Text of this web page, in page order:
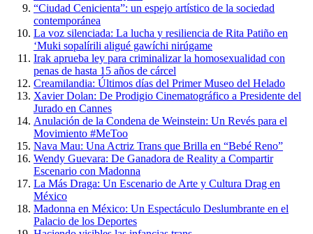
“Ciudad Cenicienta”: un espejo artístico de la sociedad
contemporánea
La voz silenciada: La lucha y resiliencia de Rita Patiño en
‘Muki sopalírili aligué gawíchi nirúgame
Irak aprueba ley para criminalizar la homosexualidad con
penas de hasta 15 años de cárcel
Creamilandia: Últimos días del Primer Museo del Helado
Xavier Dolan: De Prodigio Cinematográfico a Presidente del
Jurado en Cannes
Anulación de la Condena de Weinstein: Un Revés para el
Movimiento #MeToo
Nava Mau: Una Actriz Trans que Brilla en “Bebé Reno”
Wendy Guevara: De Ganadora de Reality a Compartir
Escenario con Madonna
La Más Draga: Un Escenario de Arte y Cultura Drag en
México
Madonna en México: Un Espectáculo Deslumbrante en el
Palacio de los Deportes